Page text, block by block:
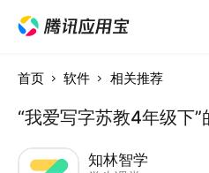
首页 软件 相关推荐
“我爱写字苏教4年级下”
知林智学